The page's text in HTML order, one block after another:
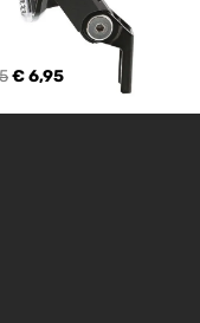
€ 6,95